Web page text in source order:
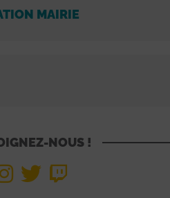
MAIRIE
NOUS !